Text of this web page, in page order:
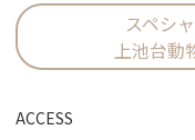
スペシ
上池台動
ACCESS